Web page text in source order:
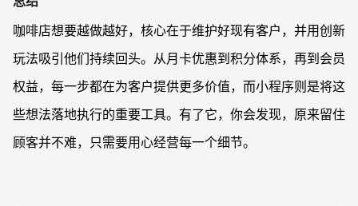
咖啡店想要越做越好，核心在于维护好现有客户，并用创新
玩法吸引他们持续回头。从月卡优惠到积分体系，再到会员
权益，每一步都在为客户提供更多价值，而小程序则是将这
些想法落地执行的重要工具。有了它，你会发现，原来留住
顾客并不难，只需要用心经营每一个细节。